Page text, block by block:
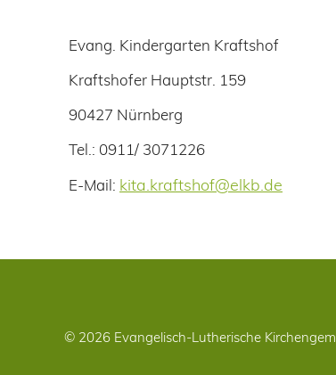
Evang. Kindergarten Kraftshof
Kraftshofer Hauptstr. 159
90427 Nürnberg
Tel.: 0911/ 3071226
E-Mail: kita.kraftshof@elkb.de
© 2026 Evangelisch-Lutherische